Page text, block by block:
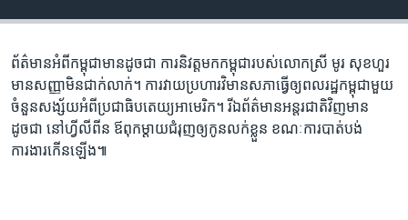
ទំព័រ​
ភាសា
ព័ត៌មាន​អំពី​កម្ពុជា​មាន​ដូចជា ការនិវត្ត​មក​កម្ពុជា​របស់​លោកស្រី មូរ សុខហួរ
មាន​សញ្ញា​មិន​ជាក់លាក់។ ការ​វាយ​ប្រហារ​វិមាន​សភា​ធ្វើឲ្យ​ពលរដ្ឋ​កម្ពុជា​មួយ​
ចំនួន​សង្ស័យ​អំពី​ប្រជាធិបតេយ្យ​អាមេរិក។ រីឯ​ព័ត៌មាន​អន្តរជាតិ​វិញ​មាន​
ដូចជា នៅហ្វីលីពីន ឪពុកម្តាយ​ជំរុញ​ឲ្យ​កូនលក់​ខ្លួន ខណៈ​ការ​បាត់បង់​
ការងារ​កើនឡើង៕